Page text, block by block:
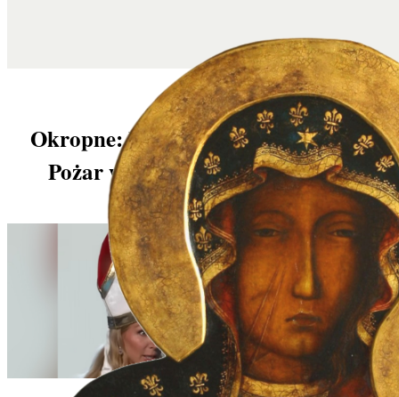
Okropne: bluźniła przeciwko Bogu.
Pożar wybuchł następnego dnia